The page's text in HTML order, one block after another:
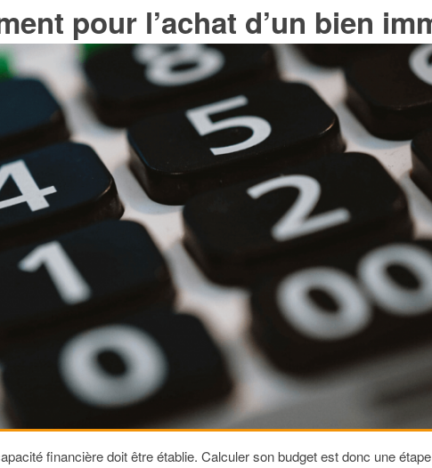
pour l’achat d’un bien
financière doit être établie. Calculer son budget est donc une